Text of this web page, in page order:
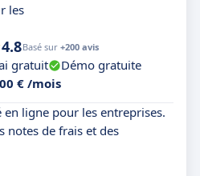
les
4.8Basé sur +200 avis
gratuit
Démo gratuite
€ /mois
ligne pour les entreprises.
notes de frais et des